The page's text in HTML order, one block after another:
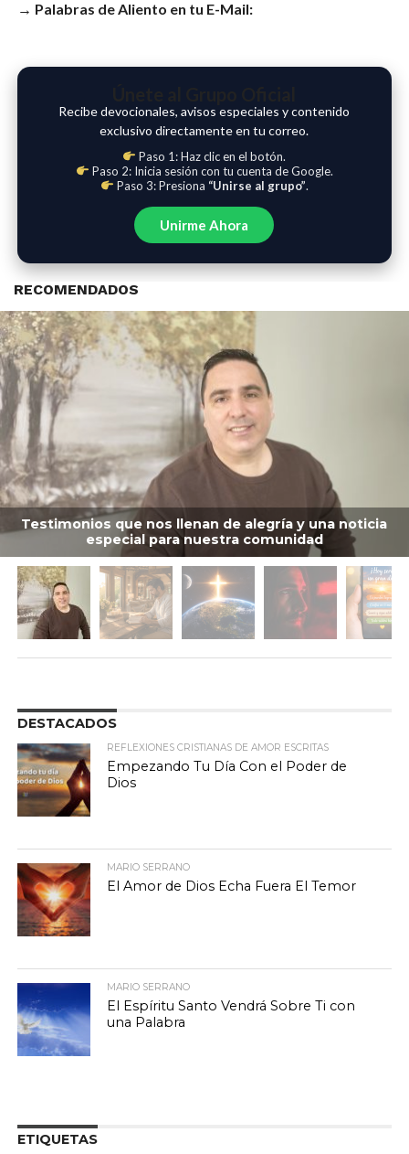
→ Palabras de Aliento en tu E-Mail:
Recibe devocionales, avisos especiales y contenido
exclusivo directamente en tu correo.
Paso 1: Haz clic en el botón.
Paso 2: Inicia sesión con tu cuenta de Google.
Paso 3: Presiona “Unirse al grupo”.
Unirme Ahora
RECOMENDADOS
Testimonios que nos llenan de alegría y una noticia
especial para nuestra comunidad
DESTACADOS
REFLEXIONES CRISTIANAS DE AMOR ESCRITAS
Empezando Tu Día Con el Poder de
Dios
MARIO SERRANO
El Amor de Dios Echa Fuera El Temor
MARIO SERRANO
El Espíritu Santo Vendrá Sobre Ti con
una Palabra
ETIQUETAS